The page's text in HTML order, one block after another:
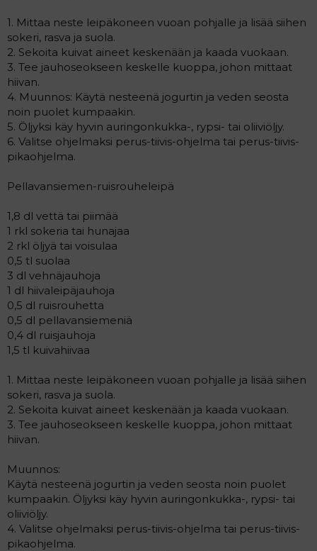
1. Mittaa neste leipäkoneen vuoan pohjalle ja lisää siihen
sokeri, rasva ja suola.
2. Sekoita kuivat aineet keskenään ja kaada vuokaan.
3. Tee jauhoseokseen keskelle kuoppa, johon mittaat
hiivan.
4. Muunnos: Käytä nesteenä jogurtin ja veden seosta
noin puolet kumpaakin.
5. Öljyksi käy hyvin auringonkukka-, rypsi- tai oliiviöljy.
6. Valitse ohjelmaksi perus-tiivis-ohjelma tai perus-tiivis-
pikaohjelma.
Pellavansiemen-ruisrouheleipä
1,8 dl vettä tai piimää
1 rkl sokeria tai hunajaa
2 rkl öljyä tai voisulaa
0,5 tl suolaa
3 dl vehnäjauhoja
1 dl hiivaleipäjauhoja
0,5 dl ruisrouhetta
0,5 dl pellavansiemeniä
0,4 dl ruisjauhoja
1,5 tl kuivahiivaa
1. Mittaa neste leipäkoneen vuoan pohjalle ja lisää siihen
sokeri, rasva ja suola.
2. Sekoita kuivat aineet keskenään ja kaada vuokaan.
3. Tee jauhoseokseen keskelle kuoppa, johon mittaat
hiivan.
Muunnos:
Käytä nesteenä jogurtin ja veden seosta noin puolet
kumpaakin. Öljyksi käy hyvin auringonkukka-, rypsi- tai
oliiviöljy.
4. Valitse ohjelmaksi perus-tiivis-ohjelma tai perus-tiivis-
pikaohjelma.